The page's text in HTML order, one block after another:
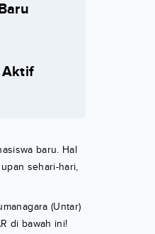
Aktif
baru. Hal
sehari-hari,
(Untar)
di bawah ini!